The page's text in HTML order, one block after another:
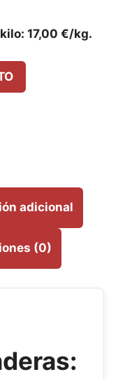
17,00 €/kg.
adicional
(0)